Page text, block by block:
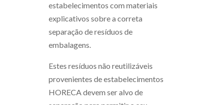
estabelecimentos com materiais
explicativos sobre a correta
separação de resíduos de
embalagens.
Estes resíduos não reutilizáveis
provenientes de estabelecimentos
HORECA devem ser alvo de